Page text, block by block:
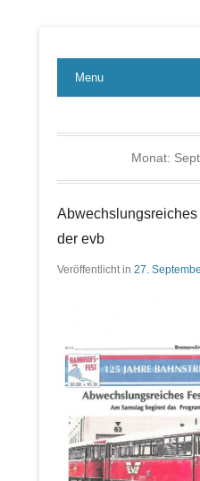
LBE-Express
Menu
Monat:
der evb
Veröffentlicht in 27.